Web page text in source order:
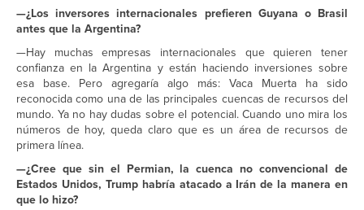
—¿Los inversores internacionales prefieren Guyana o Brasil
antes que la Argentina?
—Hay muchas empresas internacionales que quieren tener
confianza en la Argentina y están haciendo inversiones sobre
esa base. Pero agregaría algo más: Vaca Muerta ha sido
reconocida como una de las principales cuencas de recursos del
mundo. Ya no hay dudas sobre el potencial. Cuando uno mira los
números de hoy, queda claro que es un área de recursos de
primera línea.
—¿Cree que sin el Permian, la cuenca no convencional de
Estados Unidos, Trump habría atacado a Irán de la manera en
que lo hizo?